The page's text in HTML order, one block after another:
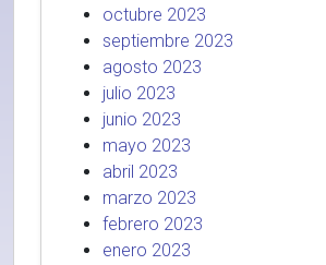
octubre 2023
septiembre 2023
agosto 2023
julio 2023
junio 2023
mayo 2023
abril 2023
marzo 2023
febrero 2023
enero 2023